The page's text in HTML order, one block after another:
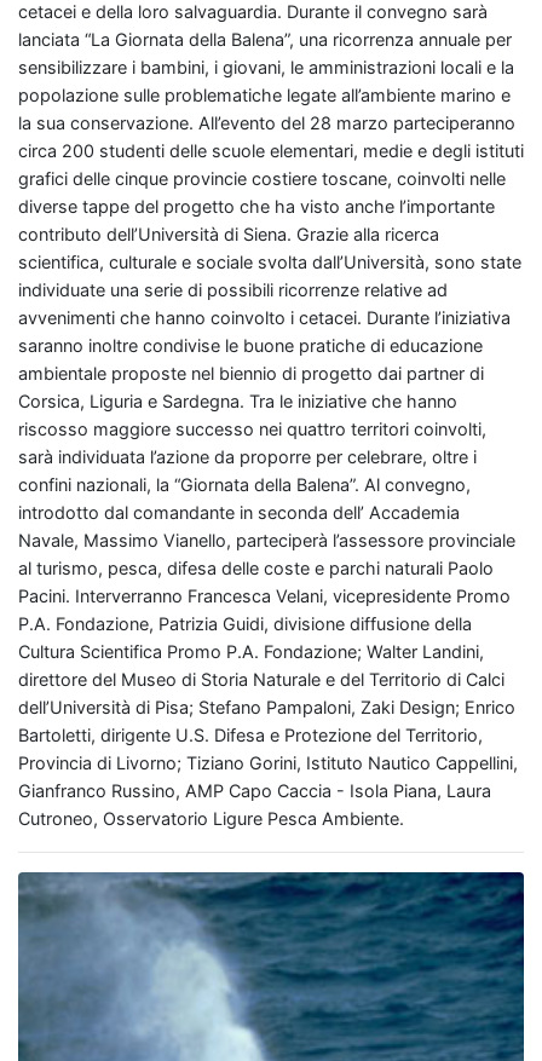
cetacei e della loro salvaguardia. Durante il convegno sarà
lanciata “La Giornata della Balena”, una ricorrenza annuale per
sensibilizzare i bambini, i giovani, le amministrazioni locali e la
popolazione sulle problematiche legate all’ambiente marino e
la sua conservazione. All’evento del 28 marzo parteciperanno
circa 200 studenti delle scuole elementari, medie e degli istituti
grafici delle cinque provincie costiere toscane, coinvolti nelle
diverse tappe del progetto che ha visto anche l’importante
contributo dell’Università di Siena. Grazie alla ricerca
scientifica, culturale e sociale svolta dall’Università, sono state
individuate una serie di possibili ricorrenze relative ad
avvenimenti che hanno coinvolto i cetacei. Durante l’iniziativa
saranno inoltre condivise le buone pratiche di educazione
ambientale proposte nel biennio di progetto dai partner di
Corsica, Liguria e Sardegna. Tra le iniziative che hanno
riscosso maggiore successo nei quattro territori coinvolti,
sarà individuata l’azione da proporre per celebrare, oltre i
confini nazionali, la “Giornata della Balena”. Al convegno,
introdotto dal comandante in seconda dell’ Accademia
Navale, Massimo Vianello, parteciperà l’assessore provinciale
al turismo, pesca, difesa delle coste e parchi naturali Paolo
Pacini. Interverranno Francesca Velani, vicepresidente Promo
P.A. Fondazione, Patrizia Guidi, divisione diffusione della
Cultura Scientifica Promo P.A. Fondazione; Walter Landini,
direttore del Museo di Storia Naturale e del Territorio di Calci
dell’Università di Pisa; Stefano Pampaloni, Zaki Design; Enrico
Bartoletti, dirigente U.S. Difesa e Protezione del Territorio,
Provincia di Livorno; Tiziano Gorini, Istituto Nautico Cappellini,
Gianfranco Russino, AMP Capo Caccia - Isola Piana, Laura
Cutroneo, Osservatorio Ligure Pesca Ambiente.